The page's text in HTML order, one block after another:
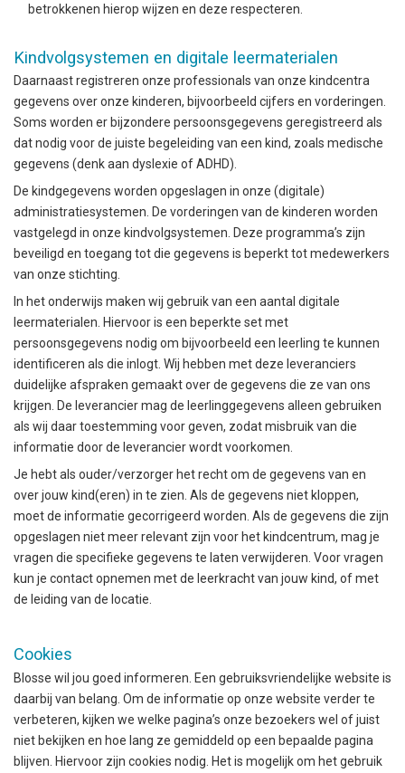
betrokkenen hierop wijzen en deze respecteren.
Kindvolgsystemen en digitale leermaterialen
Daarnaast registreren onze professionals van onze kindcentra
gegevens over onze kinderen, bijvoorbeeld cijfers en vorderingen.
Soms worden er bijzondere persoonsgegevens geregistreerd als
dat nodig voor de juiste begeleiding van een kind, zoals medische
gegevens (denk aan dyslexie of ADHD).
De kindgegevens worden opgeslagen in onze (digitale)
administratiesystemen. De vorderingen van de kinderen worden
vastgelegd in onze kindvolgsystemen. Deze programma’s zijn
beveiligd en toegang tot die gegevens is beperkt tot medewerkers
van onze stichting.
In het onderwijs maken wij gebruik van een aantal digitale
leermaterialen. Hiervoor is een beperkte set met
persoonsgegevens nodig om bijvoorbeeld een leerling te kunnen
identificeren als die inlogt. Wij hebben met deze leveranciers
duidelijke afspraken gemaakt over de gegevens die ze van ons
krijgen. De leverancier mag de leerlinggegevens alleen gebruiken
als wij daar toestemming voor geven, zodat misbruik van die
informatie door de leverancier wordt voorkomen.
Je hebt als ouder/verzorger het recht om de gegevens van en
over jouw kind(eren) in te zien. Als de gegevens niet kloppen,
moet de informatie gecorrigeerd worden. Als de gegevens die zijn
opgeslagen niet meer relevant zijn voor het kindcentrum, mag je
vragen die specifieke gegevens te laten verwijderen. Voor vragen
kun je contact opnemen met de leerkracht van jouw kind, of met
de leiding van de locatie.
Cookies
Blosse wil jou goed informeren. Een gebruiksvriendelijke website is
daarbij van belang. Om de informatie op onze website verder te
verbeteren, kijken we welke pagina’s onze bezoekers wel of juist
niet bekijken en hoe lang ze gemiddeld op een bepaalde pagina
blijven. Hiervoor zijn cookies nodig. Het is mogelijk om het gebruik